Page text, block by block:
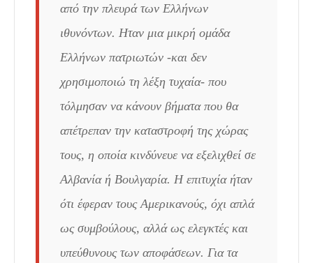
από την πλευρά των Ελλήνων
ιθυνόντων. Ηταν μια μικρή ομάδα
Ελλήνων πατριωτών -και δεν
χρησιμοποιώ τη λέξη τυχαία- που
τόλμησαν να κάνουν βήματα που θα
απέτρεπαν την καταστροφή της χώρας
τους, η οποία κινδύνευε να εξελιχθεί σε
Αλβανία ή Βουλγαρία. Η επιτυχία ήταν
ότι έφεραν τους Αμερικανούς, όχι απλά
ως συμβούλους, αλλά ως ελεγκτές και
υπεύθυνους των αποφάσεων. Για τα